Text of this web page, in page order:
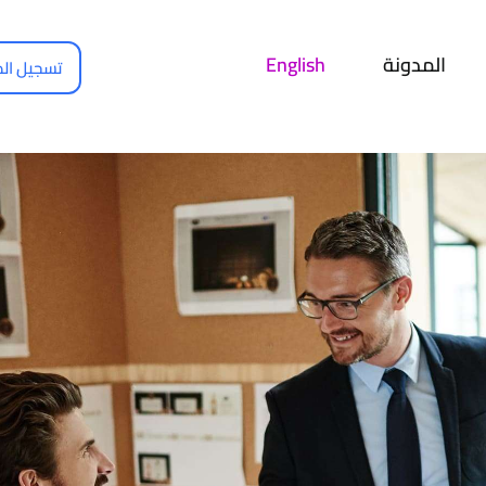
المدونة English تسجيل YOUGOTAGIFT
مركز
نبذة
تواصل